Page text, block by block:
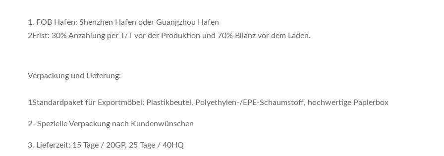
1. FOB Hafen: Shenzhen Hafen oder Guangzhou Hafen
2Frist: 30% Anzahlung per T/T vor der Produktion und 70% Bilanz vor dem Laden.
Verpackung und Lieferung:
1Standardpaket für Exportmöbel: Plastikbeutel, Polyethylen-/EPE-Schaumstoff, hochwertige Papierbox
2- Spezielle Verpackung nach Kundenwünschen
3. Lieferzeit: 15 Tage / 20GP, 25 Tage / 40HQ